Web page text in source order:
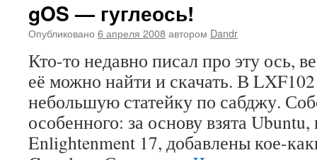
gOS — гуглеось!
Опубликовано 6 апреля 2008автором Dandr
Кто-то недавно писал про эту ось,
её можно найти и скачать. В
небольшую статейку по сабджу.
особенного: за основу взята
Enlightenment 17, добавлены кое-